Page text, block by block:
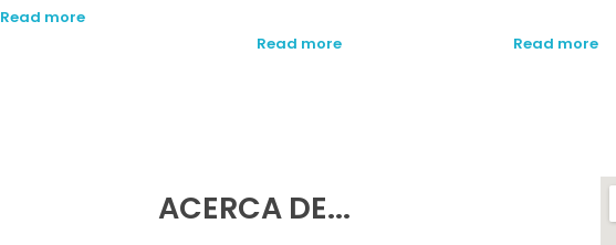
Read more
Read more Read more
ACERCA DE...